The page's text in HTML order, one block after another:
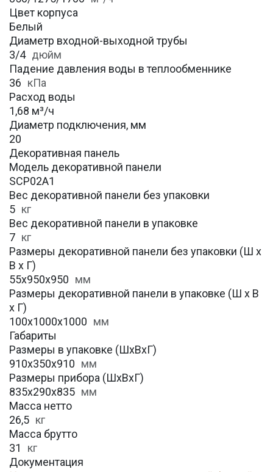
Цвет корпуса
Белый
Диаметр входной-выходной трубы
3/4 дюйм
Падение давления воды в теплообменнике
36 кПа
Расход воды
1,68 м³/ч
Диаметр подключения, мм
20
Декоративная панель
Модель декоративной панели
SCP02A1
Вес декоративной панели без упаковки
5 кг
Вес декоративной панели в упаковке
7 кг
Размеры декоративной панели без упаковки (Ш х
В х Г)
55х950х950 мм
Размеры декоративной панели в упаковке (Ш х В
х Г)
100х1000х1000 мм
Габариты
Размеры в упаковке (ШхВхГ)
910х350х910 мм
Размеры прибора (ШхВхГ)
835х290х835 мм
Масса нетто
26,5 кг
Масса брутто
31
кг
Документация